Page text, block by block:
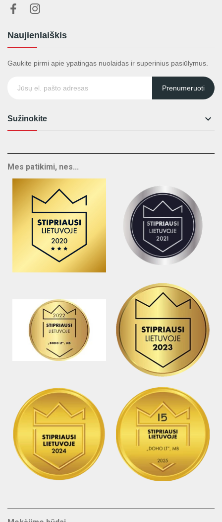
Naujienlaiškis
Gaukite pirmi apie ypatingas nuolaidas ir superinius pasiūlymus.
Prenumeruoti
Sužinokite 
Mes patikimi, nes...